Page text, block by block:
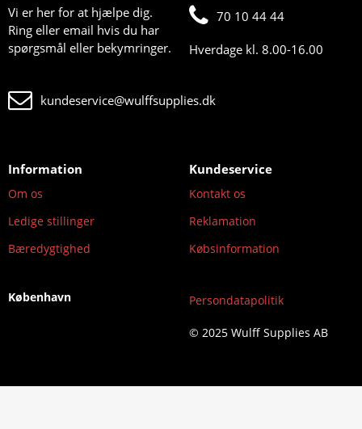
Vi er her for at hjælpe dig.
Ring eller email hvis du har
spørgsmål eller bekymringer.
70 10 44 44
Hverdage kl. 8.00-16.00
kundeservice@wulffsupplies.dk
Information
Om os
Ledige stillinger
Bæredygtighed
Kundeservice
Kontakt os
Reklamation
Købsinformation
København Persondatapolitik
© 2025 Wulff Supplies AB